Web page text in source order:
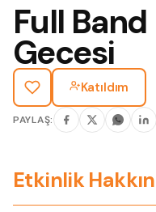
Full
Gecesi
Katıldım
PAYLAŞ:
Etkinlik